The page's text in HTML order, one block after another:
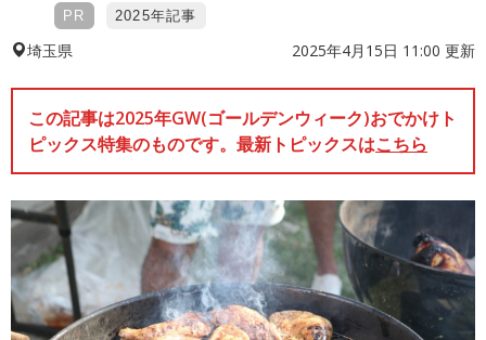
PR 2025年記事
埼玉県 2025年4月15日 11:00 更新
この記事は2025年GW(ゴールデンウィーク)おでかけト
ピックス特集のものです。最新トピックスはこちら